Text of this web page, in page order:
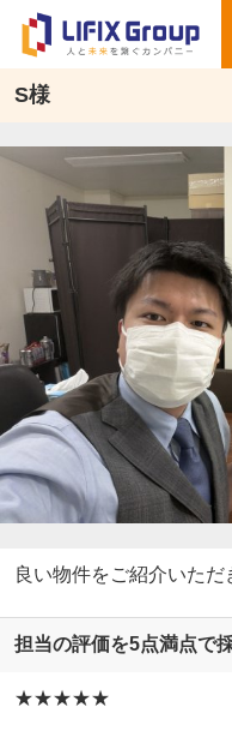
S様
良い物件をご紹介いただ
担当の評価を5点満点で
★★★★★